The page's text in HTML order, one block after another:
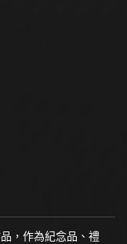
，作為紀念品、禮